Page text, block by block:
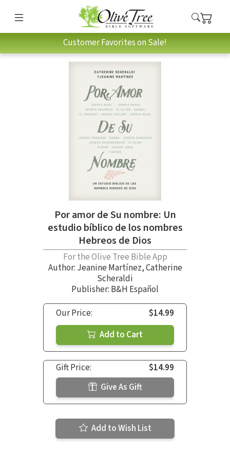
Customer Favorites on Sale!
Por amor de Su nombre: Un
estudio bíblico de los nombres
Hebreos de Dios
For the Olive Tree Bible App
Author: Jeanine Martínez,Catherine
Scheraldi
Publisher: B&H Español
Our Price:
$14.99
Add to Cart
Gift Price:
$14.99
Give As Gift
Add to Wish List